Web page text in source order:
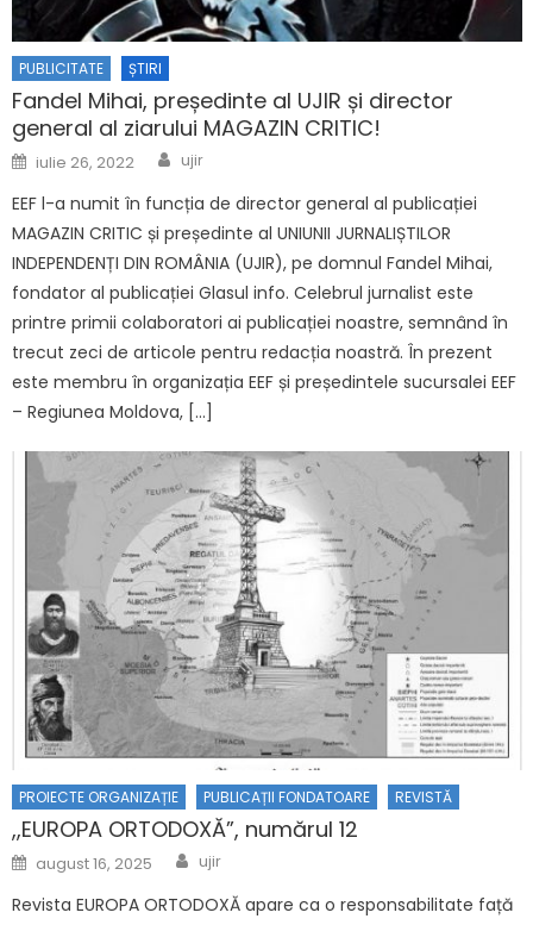
PUBLICITATE ȘTIRI
Fandel Mihai, președinte al UJIR și director
general al ziarului MAGAZIN CRITIC!
Posted on
iulie 26, 2022 Author
ujir
EEF l-a numit în funcția de director general al publicației
MAGAZIN CRITIC și președinte al UNIUNII JURNALIȘTILOR
INDEPENDENȚI DIN ROMÂNIA (UJIR), pe domnul Fandel Mihai,
fondator al publicației Glasul info. Celebrul jurnalist este
printre primii colaboratori ai publicației noastre, semnând în
trecut zeci de articole pentru redacția noastră. În prezent
este membru în organizația EEF și președintele sucursalei EEF
– Regiunea Moldova, […]
PROIECTE ORGANIZAȚIE PUBLICAȚII FONDATOARE REVISTĂ
,,EUROPA ORTODOXĂ”, numărul 12
Posted on
august 16, 2025 Author
ujir
Revista EUROPA ORTODOXĂ apare ca o responsabilitate față